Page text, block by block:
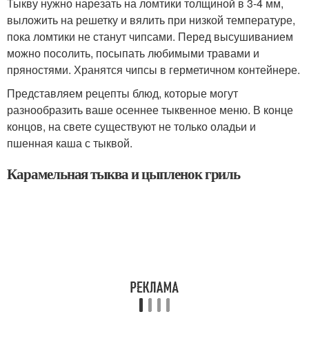
выложить на решетку и вялить при низкой температуре,
пока ломтики не станут чипсами. Перед высушиванием
можно посолить, посыпать любимыми травами и
пряностями. Хранятся чипсы в герметичном контейнере.
Представляем рецепты блюд, которые могут
разнообразить ваше осеннее тыквенное меню. В конце
концов, на свете существуют не только оладьи и
пшенная каша с тыквой.
Карамельная тыква и цыпленок гриль